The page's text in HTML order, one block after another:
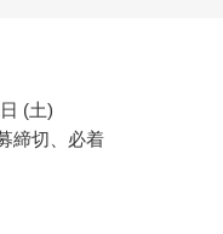
(土)
締切、必着